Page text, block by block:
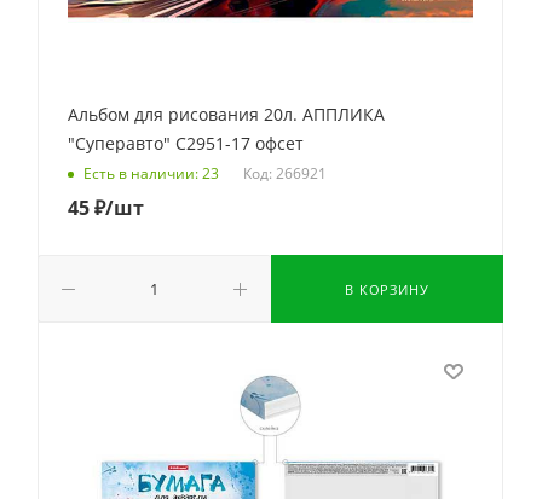
Альбом для рисования 20л. АППЛИКА
"Суперавто" С2951-17 офсет
Есть в наличии: 23 Код: 266921
45₽/шт
В КОРЗИНУ